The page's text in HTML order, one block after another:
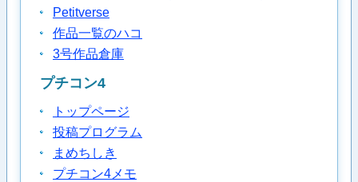
Petitverse
作品一覧のハコ
3号作品倉庫
プチコン4
トップページ
投稿プログラム
まめちしき
プチコン4メモ